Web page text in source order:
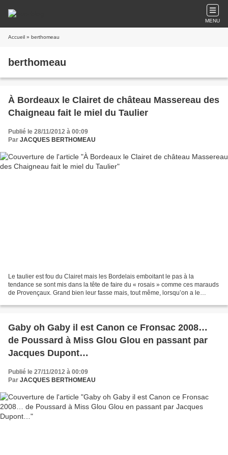
MENU
Accueil » berthomeau
berthomeau
À Bordeaux le Clairet de château Massereau des
Chaigneau fait le miel du Taulier
Publié le 28/11/2012 à 00:09
Par JACQUES BERTHOMEAU
Le taulier est fou du Clairet mais les Bordelais emboitant le pas à la
tendance se sont mis dans la tête de faire du « rosais » comme ces marauds
de Provençaux. Grand bien leur fasse mais, tout même, lorsqu’on a le
Gaby oh Gaby il est Canon ce Fronsac 2008…
de Poussard à Miss Glou Glou en passant par
Jacques Dupont…
Publié le 27/11/2012 à 00:09
Par JACQUES BERTHOMEAU